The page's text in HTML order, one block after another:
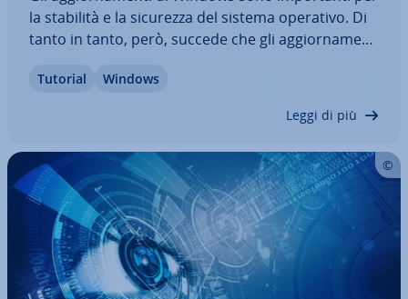
la stabilità e la sicurezza del sistema operativo. Di
tanto in tanto, però, succede che gli ag­gior­na­men­
Tuttavia, di solito questo problema è re­la­ti­va­men­
Tutorial Windows
Leggi di più